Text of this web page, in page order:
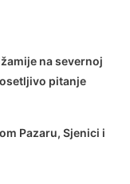
na severnoj
pitanje
Pazaru, Sjenici i